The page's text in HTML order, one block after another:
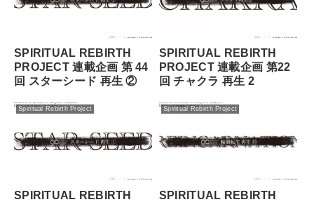
SPIRITUAL REBIRTH
PROJECT 連載企画 第 44
回 スターシード 再⽣ ②
SPIRITUAL REBIRTH
PROJECT 連載企画 第22
回 チャクラ 再生 2
Spiritual Rebirth Project
SPIRITUAL REBIRTH
Spiritual Rebirth Project
SPIRITUAL REBIRTH